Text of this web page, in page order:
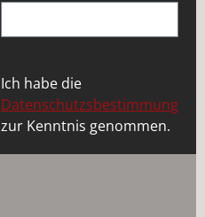
Ich habe die
Datenschutzsbestimmung
zur Kenntnis genommen.